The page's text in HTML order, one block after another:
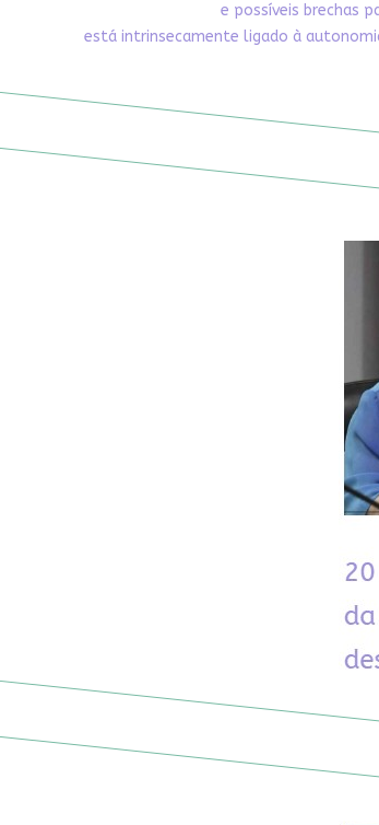
e possíveis brechas
está intrinsecamente ligado à